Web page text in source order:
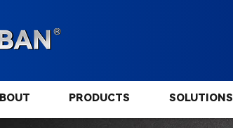
PRODUCTS SOLUTIONS